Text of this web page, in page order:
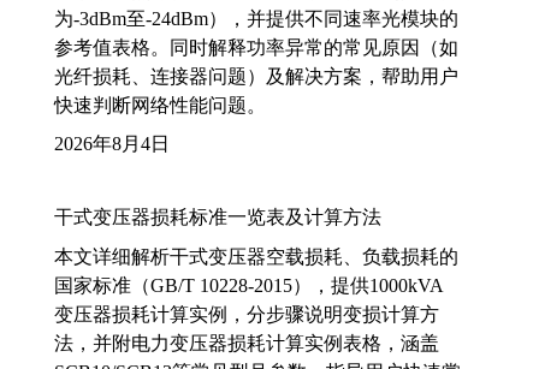
为-3dBm至-24dBm），并提供不同速率光模块的
参考值表格。同时解释功率异常的常见原因（如
光纤损耗、连接器问题）及解决方案，帮助用户
快速判断网络性能问题。
2026年8月4日
干式变压器损耗标准一览表及计算方法
本文详细解析干式变压器空载损耗、负载损耗的
国家标准（GB/T 10228-2015），提供1000kVA
变压器损耗计算实例，分步骤说明变损计算方
法，并附电力变压器损耗计算实例表格，涵盖